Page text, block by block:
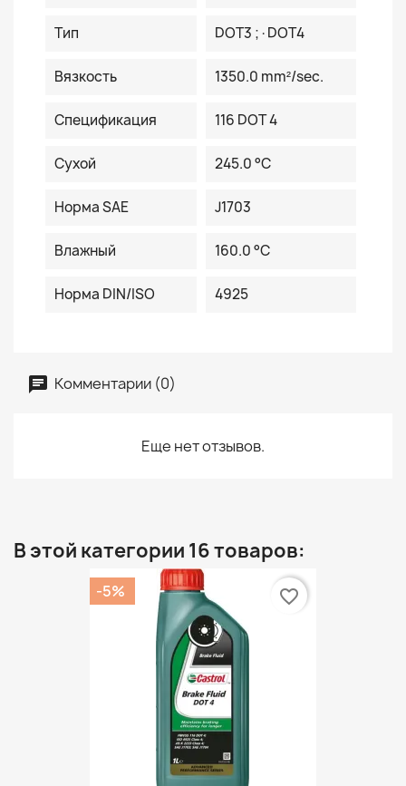
Тип DOT3 ;·DOT4
Вязкость 1350.0 mm²/sec.
Спецификация 116 DOT 4
Сухой 245.0 °C
Норма SAE J1703
Влажный 160.0 °C
Норма DIN/ISO 4925
Комментарии (0)
Еще нет отзывов.
В этой категории 16 товаров:
-5% favorite_border